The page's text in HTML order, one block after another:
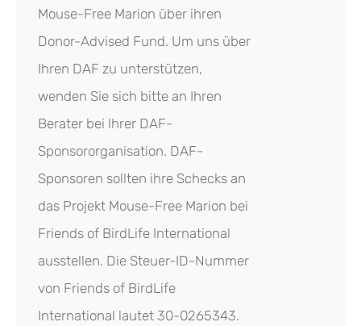
Mouse-Free Marion über ihren
Donor-Advised Fund. Um uns über
Ihren DAF zu unterstützen,
wenden Sie sich bitte an Ihren
Berater bei Ihrer DAF-
Sponsororganisation. DAF-
Sponsoren sollten ihre Schecks an
das Projekt Mouse-Free Marion bei
Friends of BirdLife International
ausstellen. Die Steuer-ID-Nummer
von Friends of BirdLife
International lautet 30-0265343.